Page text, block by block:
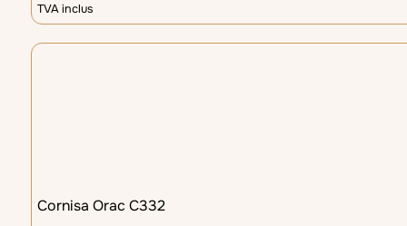
TVA inclus
Cornisa Orac C332